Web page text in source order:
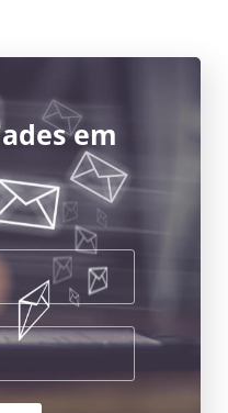
em